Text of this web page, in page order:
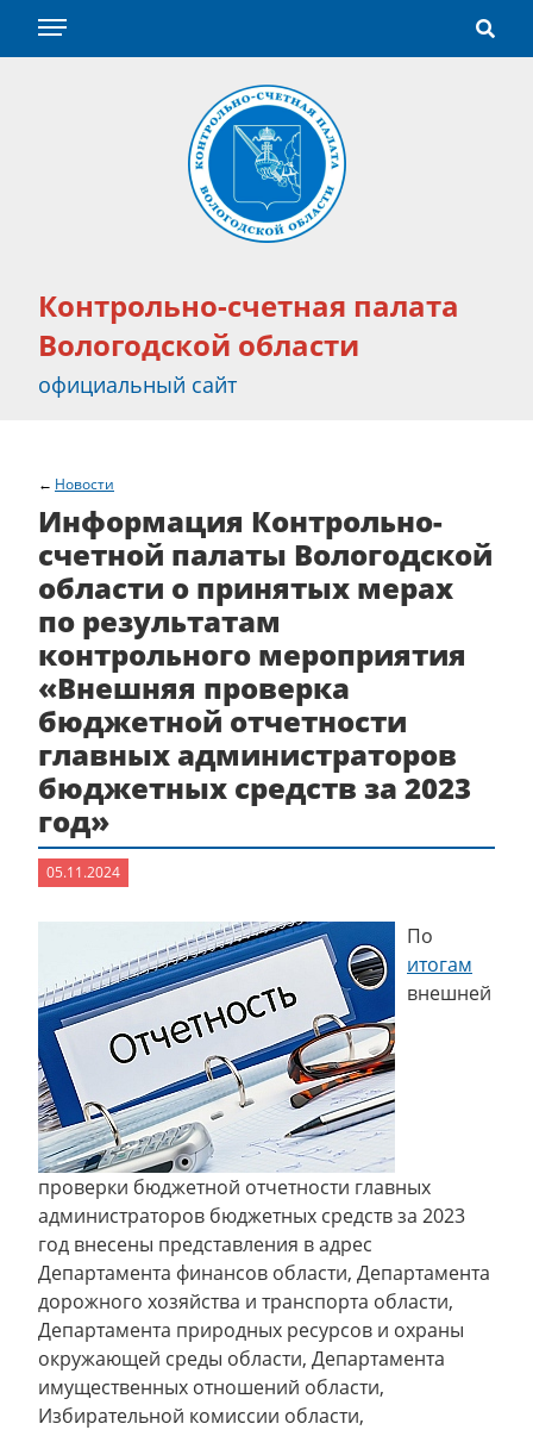
Контрольно-счетная палата
Вологодской области
официальный сайт
Новости
Информация Контрольно-
счетной палаты Вологодской
области о принятых мерах
по результатам
контрольного мероприятия
«Внешняя проверка
бюджетной отчетности
главных администраторов
бюджетных средств за 2023
год»
05.11.2024
По
итогам
внешней
проверки бюджетной отчетности главных
администраторов бюджетных средств за 2023
год внесены представления в адрес
Департамента финансов области, Департамента
дорожного хозяйства и транспорта области,
Департамента природных ресурсов и охраны
окружающей среды области, Департамента
имущественных отношений области,
Избирательной комиссии области,